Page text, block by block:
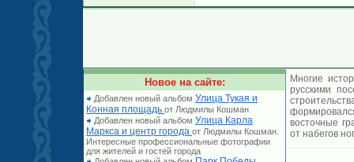
Новое на сайте:
Добавлен новый альбом Улица Тукая и
Конная площадь от Людмилы Кошман
Добавлен новый альбом Улица Карла
Маркса и центр города от Людмилы Кошман.
Интересные профессиональные фотографии
для жителей и гостей города
Многие
русскими
восточные
от набегов